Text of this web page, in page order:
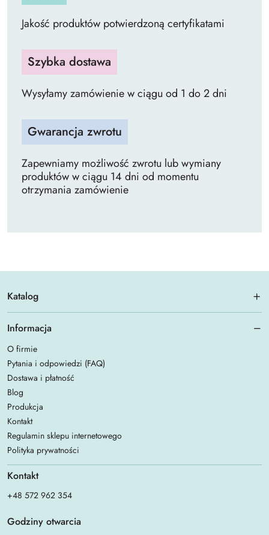
Jakość produktów potwierdzoną certyfikatami
Szybka dostawa
Wysyłamy zamówienie w ciągu od 1 do 2 dni
Gwarancja zwrotu
Zapewniamy możliwość zwrotu lub wymiany
produktów w ciągu 14 dni od momentu
otrzymania zamówienie
Katalog
Informacja
O firmie
Pytania i odpowiedzi (FAQ)
Dostawa i płatność
Blog
Produkcja
Kontakt
Regulamin sklepu internetowego
Polityka prywatności
Kontakt
+48 572 962 354
Godziny otwarcia